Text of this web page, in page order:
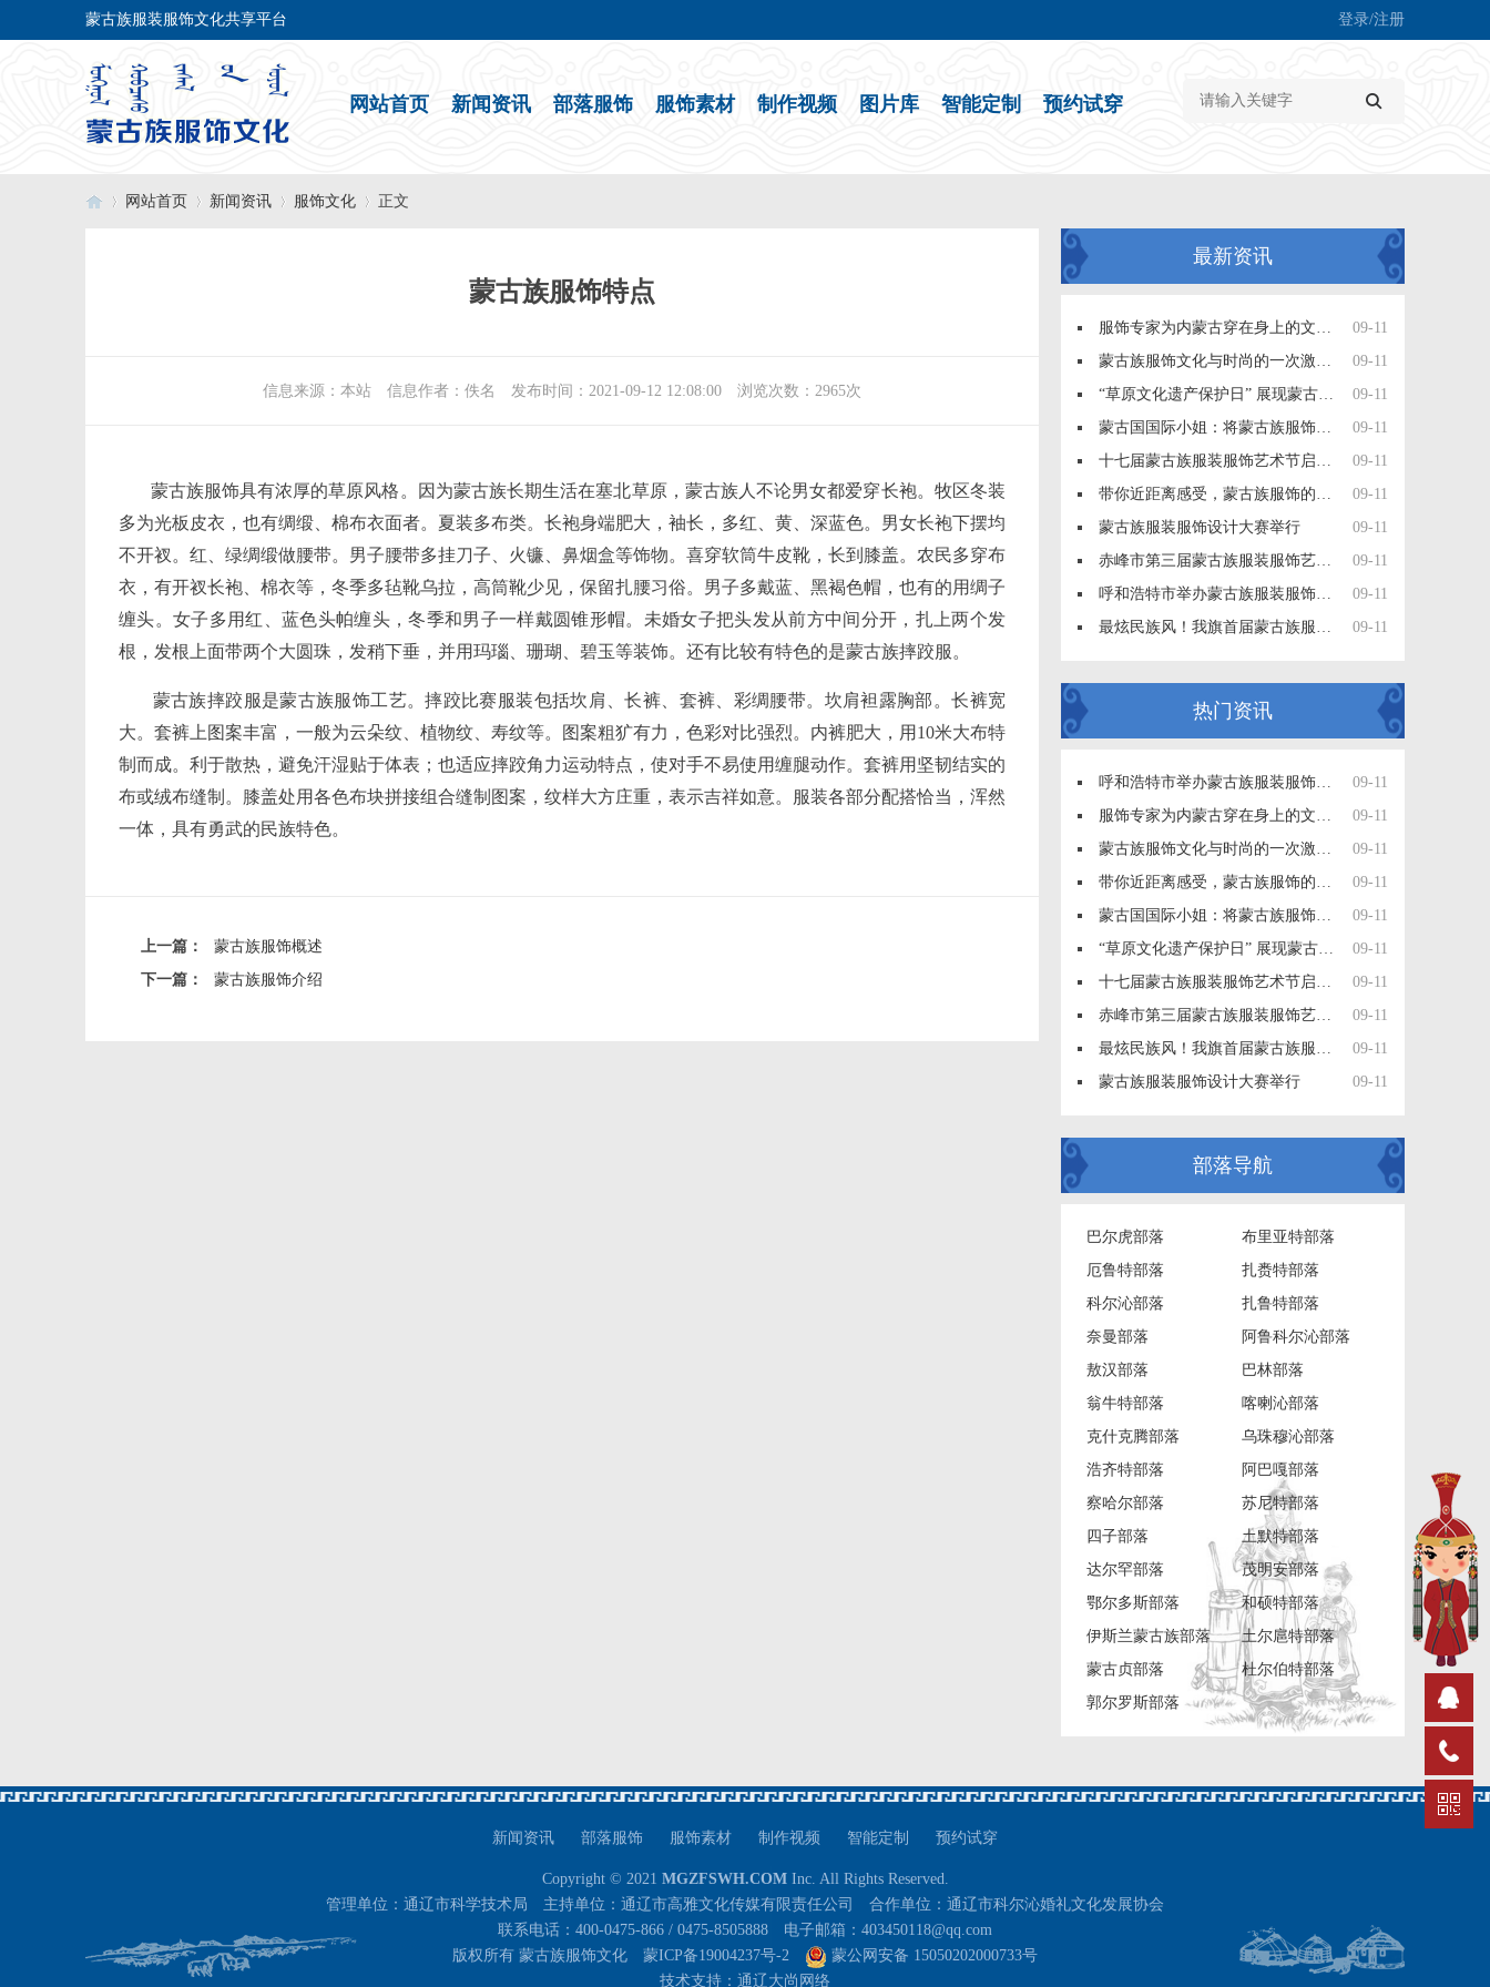
蒙古族服装服饰文化共享平台 登录/注册
网站首页 新闻资讯 部落服饰 服饰素材 制作视频 图片库 智能定制 预约试穿
网站首页 新闻资讯 服饰文化 正文
蒙古族服饰特点
信息来源：本站 信息作者：佚名 发布时间：2021-09-12 12:08:00 浏览次数：2965次
蒙古族服饰具有浓厚的草原风格。因为蒙古族长期生活在塞北草原，蒙古族人不论男女都爱穿长袍。牧区冬装
多为光板皮衣，也有绸缎、棉布衣面者。夏装多布类。长袍身端肥大，袖长，多红、黄、深蓝色。男女长袍下摆均
不开衩。红、绿绸缎做腰带。男子腰带多挂刀子、火镰、鼻烟盒等饰物。喜穿软筒牛皮靴，长到膝盖。农民多穿布
衣，有开衩长袍、棉衣等，冬季多毡靴乌拉，高筒靴少见，保留扎腰习俗。男子多戴蓝、黑褐色帽，也有的用绸子
缠头。女子多用红、蓝色头帕缠头，冬季和男子一样戴圆锥形帽。未婚女子把头发从前方中间分开，扎上两个发
根，发根上面带两个大圆珠，发稍下垂，并用玛瑙、珊瑚、碧玉等装饰。还有比较有特色的是蒙古族摔跤服。
蒙古族摔跤服是蒙古族服饰工艺。摔跤比赛服装包括坎肩、长裤、套裤、彩绸腰带。坎肩袒露胸部。长裤宽
大。套裤上图案丰富，一般为云朵纹、植物纹、寿纹等。图案粗犷有力，色彩对比强烈。内裤肥大，用10米大布特
制而成。利于散热，避免汗湿贴于体表；也适应摔跤角力运动特点，使对手不易使用缠腿动作。套裤用坚韧结实的
布或绒布缝制。膝盖处用各色布块拼接组合缝制图案，纹样大方庄重，表示吉祥如意。服装各部分配搭恰当，浑然
一体，具有勇武的民族特色。
上一篇：
蒙古族服饰概述
下一篇：
蒙古族服饰介绍
最新资讯
09-11
服饰专家为内蒙古穿在身上的文化支招儿
09-11
蒙古族服饰文化与时尚的一次激情碰撞
09-11
“草原文化遗产保护日” 展现蒙古族服饰魅力
09-11
蒙古国国际小姐：将蒙古族服饰文化推向国际舞台
09-11
十七届蒙古族服装服饰艺术节启幕在即
09-11
带你近距离感受，蒙古族服饰的文化之美
09-11
蒙古族服装服饰设计大赛举行
09-11
赤峰市第三届蒙古族服装服饰艺术节在阿旗举办
09-11
呼和浩特市举办蒙古族服装服饰艺术节大赛
09-11
最炫民族风！我旗首届蒙古族服装服饰大赛开幕
热门资讯
09-11
呼和浩特市举办蒙古族服装服饰艺术节大赛
09-11
服饰专家为内蒙古穿在身上的文化支招儿
09-11
蒙古族服饰文化与时尚的一次激情碰撞
09-11
带你近距离感受，蒙古族服饰的文化之美
09-11
蒙古国国际小姐：将蒙古族服饰文化推向国际舞台
09-11
“草原文化遗产保护日” 展现蒙古族服饰魅力
09-11
十七届蒙古族服装服饰艺术节启幕在即
09-11
赤峰市第三届蒙古族服装服饰艺术节在阿旗举办
09-11
最炫民族风！我旗首届蒙古族服装服饰大赛开幕
09-11
蒙古族服装服饰设计大赛举行
部落导航
巴尔虎部落
布里亚特部落
厄鲁特部落
扎赉特部落
科尔沁部落
扎鲁特部落
奈曼部落
阿鲁科尔沁部落
敖汉部落
巴林部落
翁牛特部落
喀喇沁部落
克什克腾部落
乌珠穆沁部落
浩齐特部落
阿巴嘎部落
察哈尔部落
苏尼特部落
四子部落
土默特部落
达尔罕部落
茂明安部落
鄂尔多斯部落
和硕特部落
伊斯兰蒙古族部落
土尔扈特部落
蒙古贞部落
杜尔伯特部落
郭尔罗斯部落
新闻资讯 部落服饰 服饰素材 制作视频 智能定制 预约试穿
Copyright © 2021 MGZFSWH.COMInc. All Rights Reserved.
管理单位：通辽市科学技术局 主持单位：通辽市高雅文化传媒有限责任公司 合作单位：通辽市科尔沁婚礼文化发展协会
联系电话：400-0475-866 / 0475-8505888 电子邮箱：403450118@qq.com
版权所有 蒙古族服饰文化 蒙ICP备19004237号-2
蒙公网安备 15050202000733号
技术支持： 通辽大尚网络